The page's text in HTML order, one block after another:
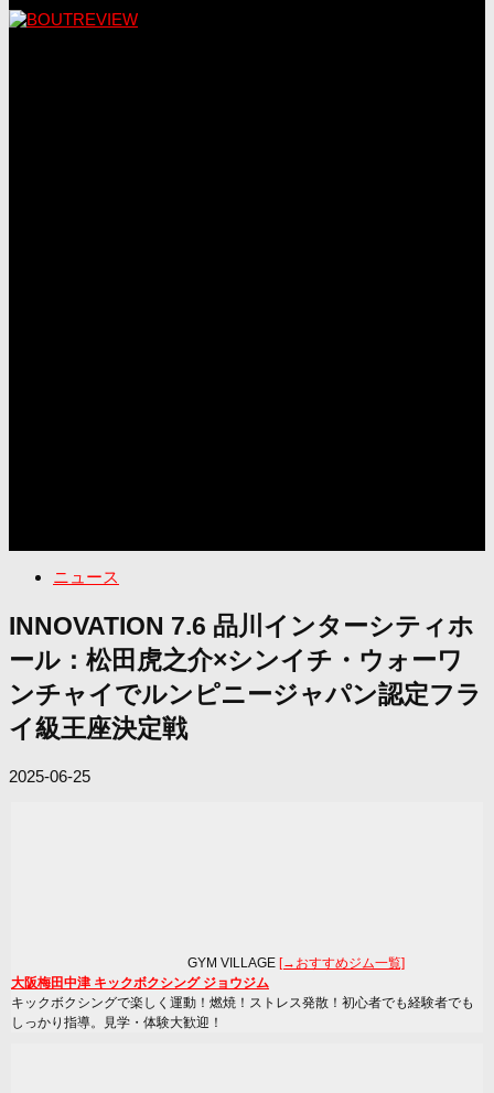
ニュース
INNOVATION 7.6 品川インターシティホ
ール：松田虎之介×シンイチ・ウォーワ
ンチャイでルンピニージャパン認定フラ
イ級王座決定戦
2025-06-25
GYM VILLAGE [→おすすめジム一覧]
大阪梅田中津 キックボクシング ジョウジム
キックボクシングで楽しく運動！燃焼！ストレス発散！初心者でも経験者でも
しっかり指導。見学・体験大歓迎！